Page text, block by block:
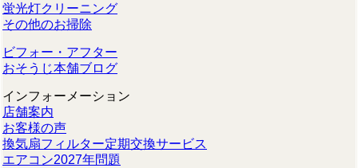
蛍光灯クリーニング
その他のお掃除
ビフォー・アフター
おそうじ本舗ブログ
インフォーメーション
店舗案内
お客様の声
換気扇フィルター定期交換サービス
エアコン2027年問題